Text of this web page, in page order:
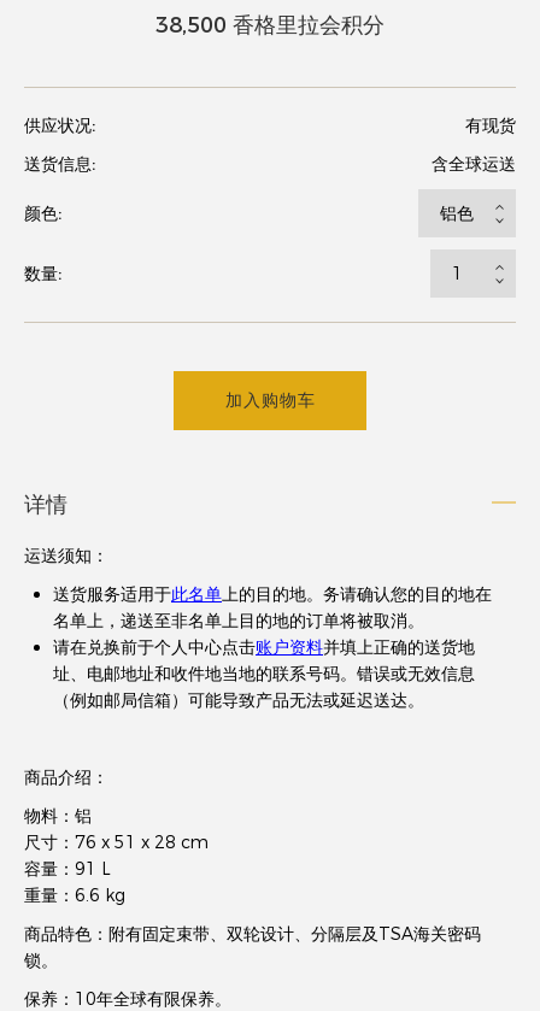
38,500 香格里拉会积分
供应状况:
有现货
送货信息:
含全球运送
颜色:
数量:
加入购物车
详情
运送须知 ：
送货服务适用于此名单上的目的地。务请确认您的目的地在
名单上，递送至非名单上目的地的订单将被取消。
请在兑换前于个人中心点击账户资料并填上正确的送货地
址、电邮地址和收件地当地的联系号码。错误或无效信息
（例如邮局信箱）可能导致产品无法或延迟送达。
商品介绍：
物料：铝
尺寸：76 x 51 x 28 cm
容量：91 L
重量：6.6 kg
商品特色：附有固定束带、双轮设计、分隔层及TSA海关密码
锁。
保养：10年全球有限保养。